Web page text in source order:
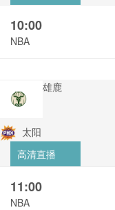
10:00
NBA
雄鹿
太阳
高清直播
11:00
NBA